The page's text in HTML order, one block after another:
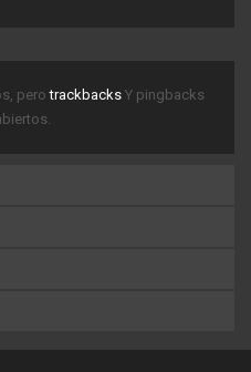
perotrackbacks Y pingbacks